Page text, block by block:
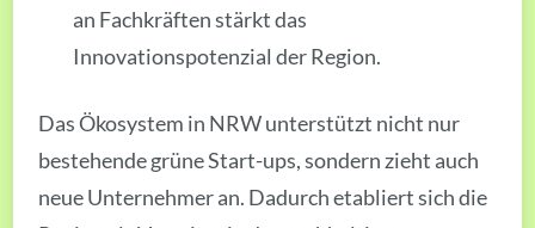
an Fachkräften stärkt das
Innovationspotenzial der Region.
Das Ökosystem in NRW unterstützt nicht nur
bestehende grüne Start-ups, sondern zieht auch
neue Unternehmer an. Dadurch etabliert sich die